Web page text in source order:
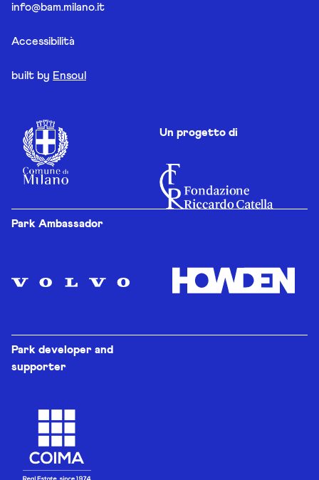
info@bam.milano.it
Accessibilità
built by Ensoul
Un progetto di
Park Ambassador
Park developer and
supporter